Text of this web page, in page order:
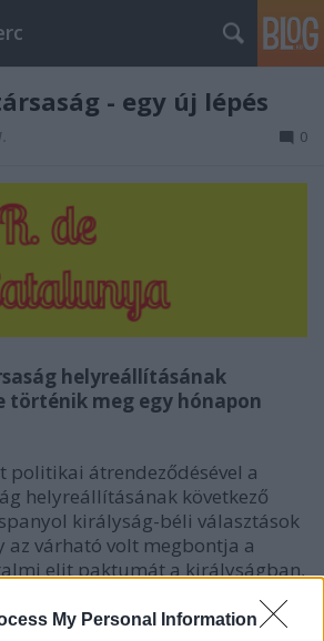
My Personal Information
- egy új lépés
0
helyreállításának
történik meg egy hónapon
politikai átrendeződésével a
helyreállításának következő
királyság-béli választások
az várható volt megbontja a
elit paktumát a királyságban,
az antimonarchista pártok,
hogy egyhamar lehetséges lenne